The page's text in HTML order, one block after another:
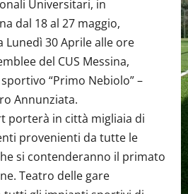
Universitari, in
dal 18 al 27 maggio,
30 Aprile alle ore
del CUS Messina,
“Primo Nebiolo” –
Annunziata.
porterà in città migliaia di
provenienti da tutte le
si contenderanno il primato
Teatro delle gare